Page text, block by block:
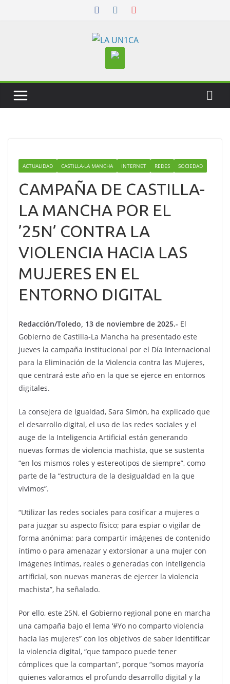
ACTUALIDAD CASTILLA-LA MANCHA INTERNET REDES SOCIEDAD
CAMPAÑA DE CASTILLA-
LA MANCHA POR EL
’25N’ CONTRA LA
VIOLENCIA HACIA LAS
MUJERES EN EL
ENTORNO DIGITAL
Redacción/Toledo, 13 de noviembre de 2025.- El
Gobierno de Castilla-La Mancha ha presentado este
jueves la campaña institucional por el Día Internacional
para la Eliminación de la Violencia contra las Mujeres,
que centrará este año en la que se ejerce en entornos
digitales.
La consejera de Igualdad, Sara Simón, ha explicado que
el desarrollo digital, el uso de las redes sociales y el
auge de la Inteligencia Artificial están generando
nuevas formas de violencia machista, que se sustenta
“en los mismos roles y estereotipos de siempre”, como
parte de la “estructura de la desigualdad en la que
vivimos”.
“Utilizar las redes sociales para cosificar a mujeres o
para juzgar su aspecto físico; para espiar o vigilar de
forma anónima; para compartir imágenes de contenido
íntimo o para amenazar y extorsionar a una mujer con
imágenes íntimas, reales o generadas con inteligencia
artificial, son nuevas maneras de ejercer la violencia
machista”, ha señalado.
Por ello, este 25N, el Gobierno regional pone en marcha
una campaña bajo el lema ‘#Yo no comparto violencia
hacia las mujeres” con los objetivos de saber identificar
la violencia digital, “que tampoco puede tener
cómplices que la compartan”, porque “somos mayoría
quienes valoramos el profundo desarrollo digital y la